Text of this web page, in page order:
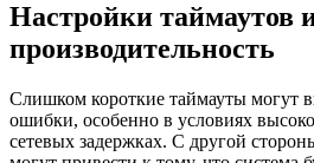
Настройки таймаутов
производительность
Слишком короткие таймауты могут
ошибки, особенно в условиях
сетевых задержках. С другой